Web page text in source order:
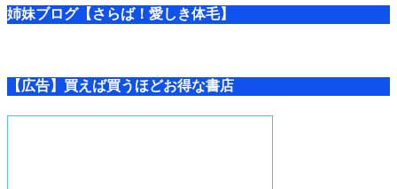
姉妹ブログ【さらば！愛しき体毛】
【広告】買えば買うほどお得な書店